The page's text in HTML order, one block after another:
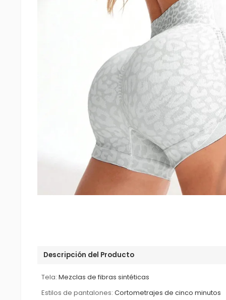
Descripción del Producto
Tela: Mezclas de fibras sintéticas
Estilos de pantalones: Cortometrajes de cinco minutos